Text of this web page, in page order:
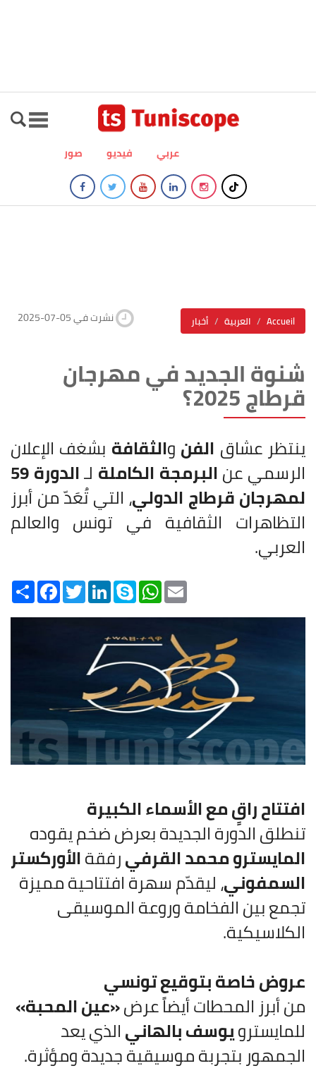
صور فيديو عربي
أخبار العربية Accueil 2025-07-05 نشرت في
شنوة الجديد في مهرجان
قرطاج 2025؟
ينتظر عشاق الفن والثقافة بشغف الإعلان
الرسمي عنالبرمجة الكاملة لـ الدورة 59
لمهرجان قرطاج الدولي، التي تُعَدّ من أبرز
التظاهرات الثقافية في تونس والعالم
العربي.
Share
FacebookTwitterLinkedInSkype
WhatsAppEmail
افتتاح راقٍ مع الأسماء الكبيرة
تنطلق الدورة الجديدة بعرض ضخم يقوده
المايسترو محمد القرفيرفقةالأوركستر
السمفوني، ليقدّم سهرة افتتاحية مميزة
تجمع بين الفخامة وروعة الموسيقى
الكلاسيكية.
عروض خاصة بتوقيع تونسي
من أبرز المحطات أيضاً عرض«عين المحبة»
للمايسترويوسف بالهانيالذي يعد
الجمهور بتجربة موسيقية جديدة ومؤثرة.